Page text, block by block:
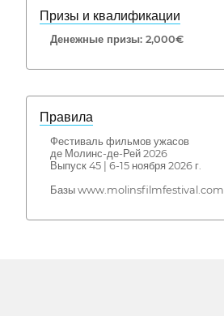
Призы и квалификации
Денежные призы: 2,000€
Правила
Фестиваль фильмов ужасов
де Молинс-де-Рей 2026
Выпуск 45 | 6-15 ноября 2026 г.
Базы www.molinsfilmfestival.com